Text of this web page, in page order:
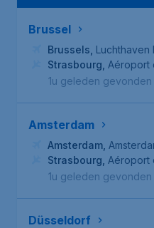
Brussel
Brussels Luchthaven
Strasbourg Aéroport
1u geleden gevonden
Amsterdam
Amsterdam
Strasbourg Aéroport
1u geleden gevonden
Düsseldorf